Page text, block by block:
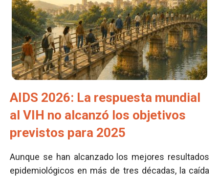
AIDS 2026: La respuesta mundial
al VIH no alcanzó los objetivos
previstos para 2025
Aunque se han alcanzado los mejores resultados
epidemiológicos en más de tres décadas, la caída